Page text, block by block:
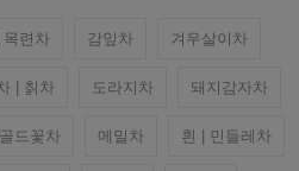
목련차 감잎차 겨우살이차
| 칡차 도라지차 돼지감자차
드꽃차 메밀차 흰 | 민들레차